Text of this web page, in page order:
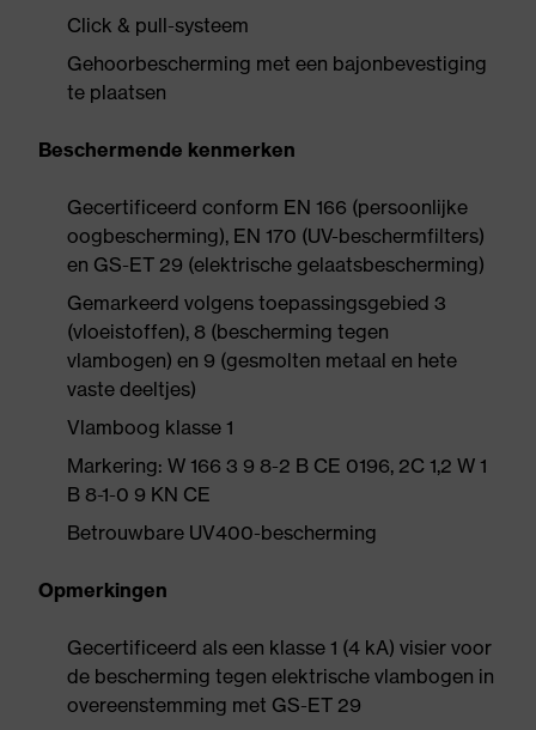
Click & pull-systeem
Gehoorbescherming met een bajonbevestiging
te plaatsen
Beschermende kenmerken
Gecertificeerd conform EN 166 (persoonlijke
oogbescherming), EN 170 (UV-beschermfilters)
en GS-ET 29 (elektrische gelaatsbescherming)
Gemarkeerd volgens toepassingsgebied 3
(vloeistoffen), 8 (bescherming tegen
vlambogen) en 9 (gesmolten metaal en hete
vaste deeltjes)
Vlamboog klasse 1
Markering: W 166 3 9 8-2 B CE 0196, 2C 1,2 W 1
B 8-1-0 9 KN CE
Betrouwbare UV400-bescherming
Opmerkingen
Gecertificeerd als een klasse 1 (4 kA) visier voor
de bescherming tegen elektrische vlambogen in
overeenstemming met GS-ET 29